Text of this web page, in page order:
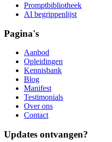
Promptbibliotheek
AI begrippenlijst
Pagina's
Aanbod
Opleidingen
Kennisbank
Blog
Manifest
Testimonials
Over ons
Contact
Updates ontvangen?